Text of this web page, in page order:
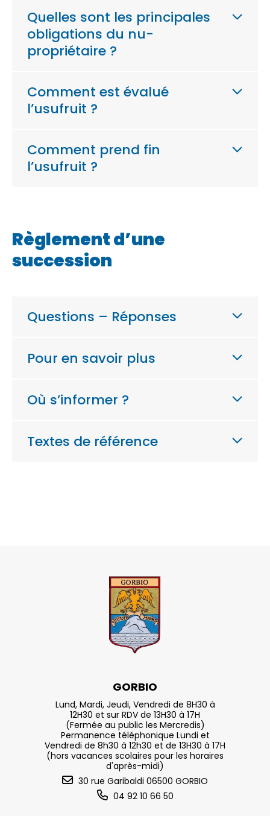
Quelles sont les principales
obligations du nu-
propriétaire ?
Comment est évalué
l’usufruit ?
Comment prend fin
l’usufruit ?
Règlement d’une
succession
Questions – Réponses
Pour en savoir plus
Où s’informer ?
Textes de référence
GORBIO
Lund, Mardi, Jeudi, Vendredi de 8H30 à
12H30 et sur RDV de 13H30 à 17H
(Fermée au public les Mercredis)
Permanence téléphonique Lundi et
Vendredi de 8h30 à 12h30 et de 13H30 à 17H
(hors vacances scolaires pour les horaires
d'après-midi)
30 rue Garibaldi 06500 GORBIO
04 92 10 66 50